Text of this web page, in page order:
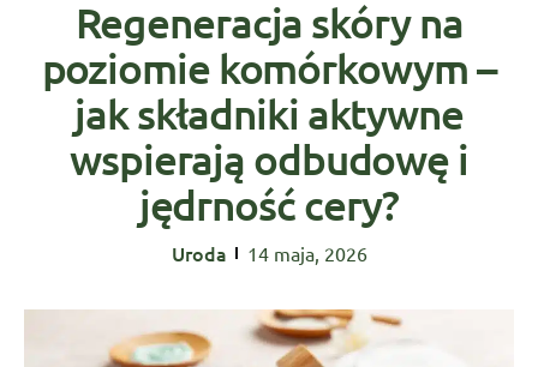
Regeneracja skóry na
poziomie komórkowym –
jak składniki aktywne
wspierają odbudowę i
jędrność cery?
Uroda 14 maja, 2026